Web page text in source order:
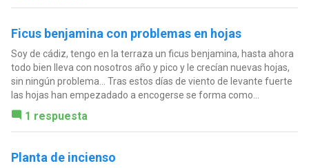
Ficus benjamina con problemas en hojas
Soy de cádiz, tengo en la terraza un ficus benjamina, hasta ahora
todo bien lleva con nosotros año y pico y le crecían nuevas hojas,
sin ningún problema... Tras estos días de viento de levante fuerte
las hojas han empezadado a encogerse se forma como...
1 respuesta
Planta de incienso